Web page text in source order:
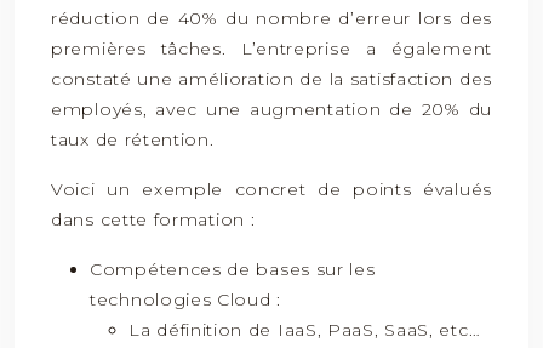
réduction de 40% du nombre d’erreur lors des
premières tâches. L’entreprise a également
constaté une amélioration de la satisfaction des
employés, avec une augmentation de 20% du
taux de rétention.
Voici un exemple concret de points évalués
dans cette formation :
Compétences de bases sur les
technologies Cloud :
La définition de IaaS, PaaS, SaaS, etc…